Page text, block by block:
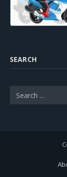
SEARCH